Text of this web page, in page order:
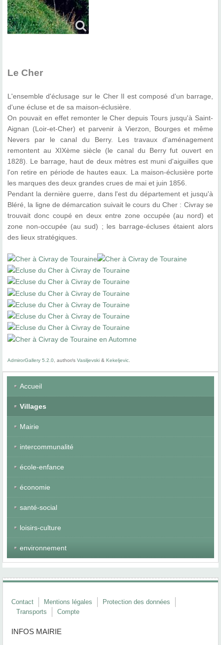
Le Cher
L'ensemble d'éclusage sur le Cher Il est composé d'un barrage,
d'une écluse et de sa maison-éclusière.
On pouvait en effet remonter le Cher depuis Tours jusqu'à Saint-
Aignan (Loir-et-Cher) et parvenir à Vierzon, Bourges et même
Nevers par le canal du Berry. Les travaux d'aménagement
remontent au XIXème siècle (le canal du Berry fut ouvert en
1828). Le barrage, haut de deux mètres est muni d'aiguilles que
l'on retire en période de hautes eaux. La maison-éclusière porte
les marques des deux grandes crues de mai et juin 1856.
Pendant la dernière guerre, dans l'est du département et jusqu'à
Bléré, la ligne de démarcation suivait le cours du Cher : Civray se
trouvait donc coupé en deux entre zone occupée (au nord) et
zone non-occupée (au sud) ; les barrage-écluses étaient alors
des lieux stratégiques.
AdmirorGallery 5.2.0, author/s Vasiljevski & Kekeljevic.
Accueil
Villages
Mairie
intercommunalité
école-enfance
économie
santé-social
loisirs-culture
environnement
Contact Mentions légales
Protection des données
Transports
Compte
INFOS MAIRIE